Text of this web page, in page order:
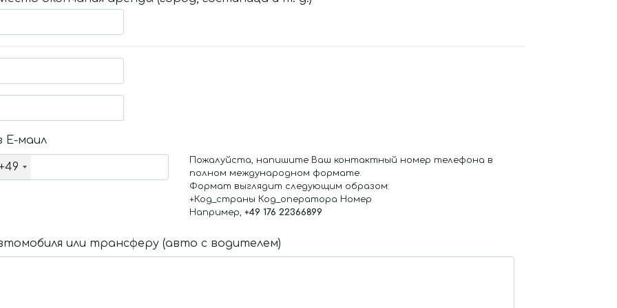
Е-маил
Пожалуйста, напишите Ваш контактный номер телефона в
полном международном формате.
Формат выглядит следующим образом:
+Код_страны Код_оператора Номер
Например, +49 176 22366899
или трансферу (авто с водителем)